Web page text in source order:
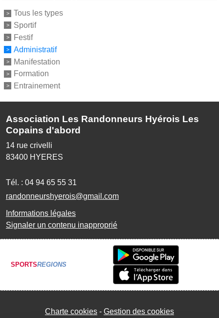
Tous les types
Sportif
Festif
Administratif
Manifestation
Formation
Entrainement
Association Les Randonneurs Hyérois Les
Copains d'abord
14 rue crivelli
83400 HYERES
Tél. : 04 94 65 55 31
randonneurshyerois@gmail.com
Informations légales
Signaler un contenu inapproprié
SPORTSREGIONS
Charte cookies Gestion des cookies